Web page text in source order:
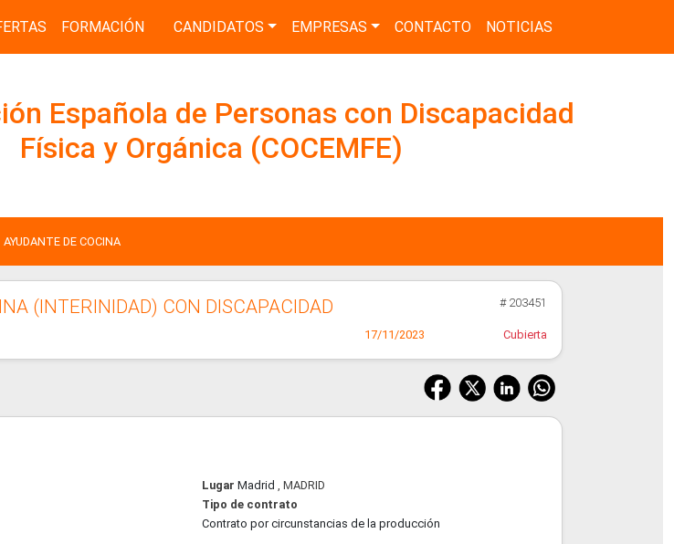
FORMACIÓN CANDIDATOS EMPRESAS CONTACTO NOTICIAS
Española de Personas con Discapacidad
Física y Orgánica (COCEMFE)
AYUDANTE DE COCINA
(INTERINIDAD) CON DISCAPACIDAD # 203451
17/11/2023 Cubierta
Lugar Madrid , MADRID
Tipo de contrato
Contrato por circunstancias de la producción